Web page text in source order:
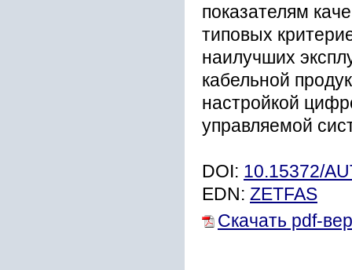
показателям
типовых
наилучших
кабельной
настройкой
управляемой
DOI: 10.15372/
EDN: ZETFAS
Скачать pdf-